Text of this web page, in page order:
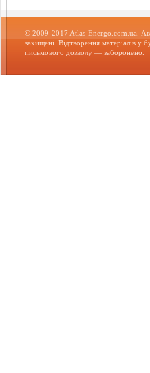
© 2009-2017 Atlas-Energo.com.ua.
захищені. Відтворення матеріалів у
письмового дозволу — заборонено.